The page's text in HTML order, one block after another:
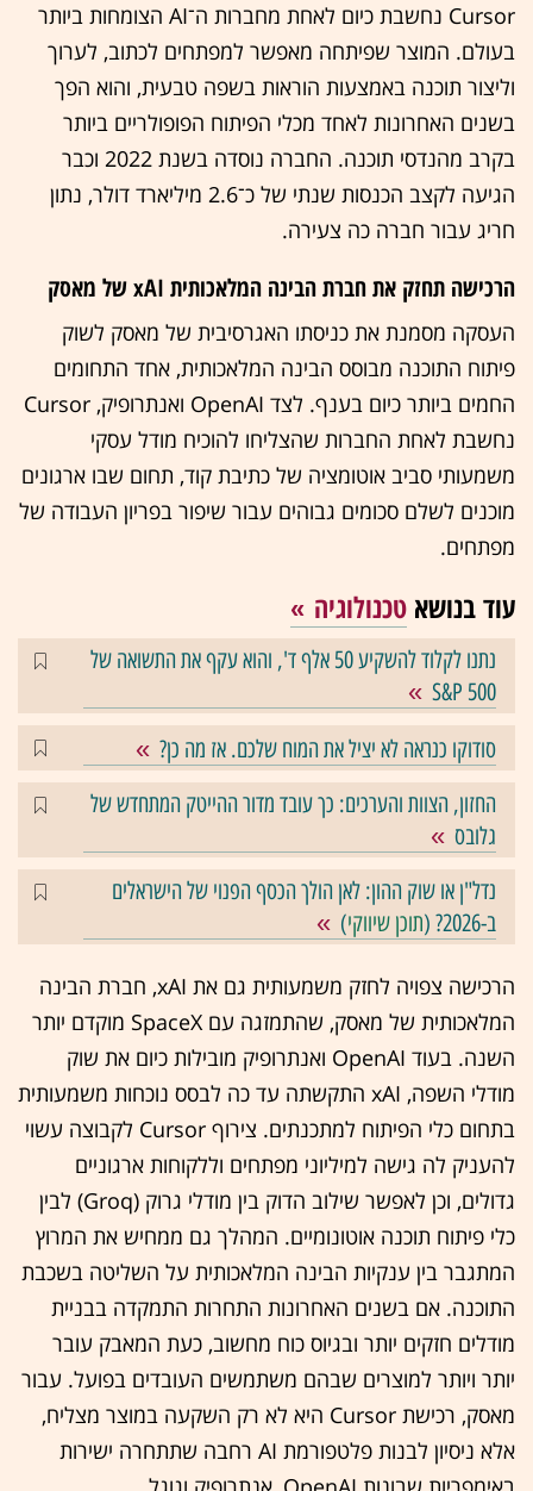
Cursor נחשבת כיום לאחת מחברות ה־AI הצומחות ביותר
בעולם. המוצר שפיתחה מאפשר למפתחים לכתוב, לערוך
וליצור תוכנה באמצעות הוראות בשפה טבעית, והוא הפך
בשנים האחרונות לאחד מכלי הפיתוח הפופולריים ביותר
בקרב מהנדסי תוכנה. החברה נוסדה בשנת 2022 וכבר
הגיעה לקצב הכנסות שנתי של כ־2.6 מיליארד דולר, נתון
חריג עבור חברה כה צעירה.
הרכישה תחזק את חברת הבינה המלאכותית xAI של מאסק
העסקה מסמנת את כניסתו האגרסיבית של מאסק לשוק
פיתוח התוכנה מבוסס הבינה המלאכותית, אחד התחומים
החמים ביותר כיום בענף. לצד OpenAI ואנתרופיק, Cursor
נחשבת לאחת החברות שהצליחו להוכיח מודל עסקי
משמעותי סביב אוטומציה של כתיבת קוד, תחום שבו ארגונים
מוכנים לשלם סכומים גבוהים עבור שיפור בפריון העבודה של
מפתחים.
עוד בנושא טכנולוגיה
נתנו לקלוד להשקיע 50 אלף ד', והוא עקף את התשואה של
S&P 500
סודוקו כנראה לא יציל את המוח שלכם. אז מה כן?
החזון, הצוות והערכים: כך עובד מדור ההייטק המתחדש של
גלובס
נדל"ן או שוק ההון: לאן הולך הכסף הפנוי של הישראלים
ב-2026? (
תוכן שיווקי)
הרכישה צפויה לחזק משמעותית גם את xAI, חברת הבינה
המלאכותית של מאסק, שהתמזגה עם SpaceX מוקדם יותר
השנה. בעוד OpenAI ואנתרופיק מובילות כיום את שוק
מודלי השפה, xAI התקשתה עד כה לבסס נוכחות משמעותית
בתחום כלי הפיתוח למתכנתים. צירוף Cursor לקבוצה עשוי
להעניק לה גישה למיליוני מפתחים וללקוחות ארגוניים
גדולים, וכן לאפשר שילוב הדוק בין מודלי גרוק (Groq) לבין
כלי פיתוח תוכנה אוטונומיים. המהלך גם ממחיש את המרוץ
המתגבר בין ענקיות הבינה המלאכותית על השליטה בשכבת
התוכנה. אם בשנים האחרונות התחרות התמקדה בבניית
מודלים חזקים יותר ובגיוס כוח מחשוב, כעת המאבק עובר
יותר ויותר למוצרים שבהם משתמשים העובדים בפועל. עבור
מאסק, רכישת Cursor היא לא רק השקעה במוצר מצליח,
אלא ניסיון לבנות פלטפורמת AI רחבה שתתחרה ישירות